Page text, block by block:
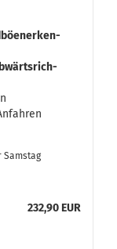
Samstag
232,90 EUR